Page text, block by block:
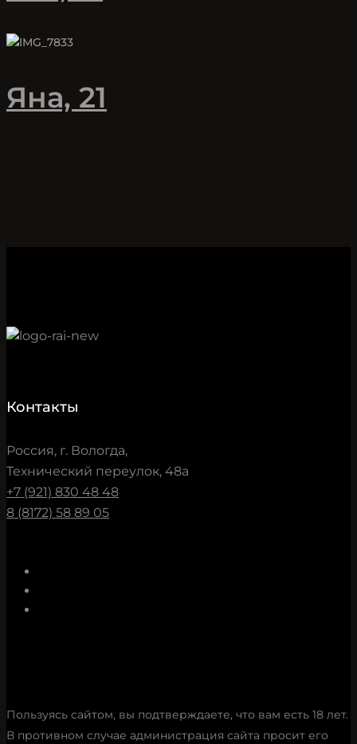
Яна, 21
Контакты
Россия, г. Вологда,
Технический переулок, 48а
+7 (921) 830 48 48
8 (8172) 58 89 05
Пользуясь сайтом, вы подтверждаете, что вам есть 18 лет.
В противном случае администрация сайта просит его